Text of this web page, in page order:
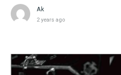
Ak
2 years ago